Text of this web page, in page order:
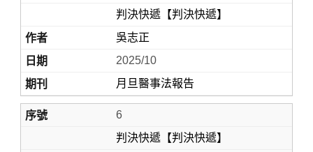
判決快遞【判決快遞】
吳志正
2025/10
月旦醫事法報告
6
判決快遞【判決快遞】